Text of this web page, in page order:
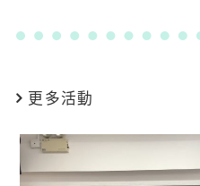
更多活動